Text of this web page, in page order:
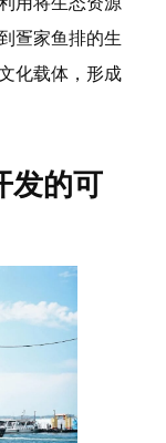
疍家鱼排的生
化载体，形成
发的可